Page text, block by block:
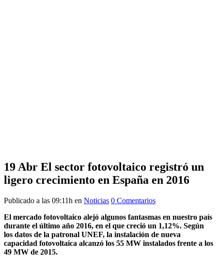
19 Abr El sector fotovoltaico registró un
ligero crecimiento en España en 2016
Publicado a las 09:11h en Noticias 0 Comentarios
El mercado fotovoltaico alejó algunos fantasmas en nuestro país
durante el último año 2016, en el que creció un 1,12%. Según
los datos de la patronal UNEF, la instalación de nueva
capacidad fotovoltaica alcanzó los 55 MW instalados frente a los
49 MW de 2015.